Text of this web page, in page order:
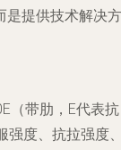
是提供技术解决方
（带肋，E代表抗
强度、抗拉强度